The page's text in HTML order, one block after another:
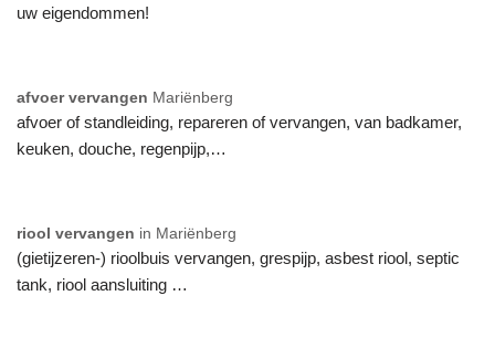
uw eigendommen!
afvoer vervangen Mariënberg
afvoer of standleiding, repareren of vervangen, van badkamer,
keuken, douche, regenpijp,…
riool vervangen in Mariënberg
(gietijzeren-) rioolbuis vervangen, grespijp, asbest riool, septic
tank, riool aansluiting …